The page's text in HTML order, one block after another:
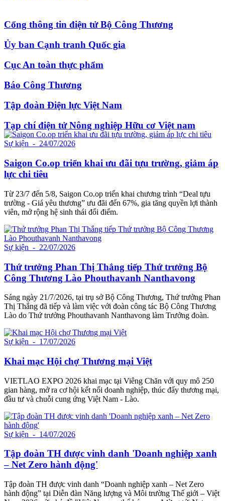
Cổng thông tin điện tử Bộ Công Thương
Ủy ban Cạnh tranh Quốc gia
Cục An toàn thực phẩm
Báo Công Thương
Tập đoàn Điện lực Việt Nam
Tạp chí điện tử Nông nghiệp Hữu cơ Việt nam
Sự kiện - 24/07/2026
Saigon Co.op triển khai ưu đãi tựu trường, giảm áp
lực chi tiêu
Từ 23/7 đến 5/8, Saigon Co.op triển khai chương trình “Deal tựu
trường - Giá yêu thương” ưu đãi đến 67%, gia tăng quyền lợi thành
viên, mở rộng hệ sinh thái đổi điểm.
Sự kiện - 22/07/2026
Thứ trưởng Phan Thị Thắng tiếp Thứ trưởng Bộ
Công Thương Lào Phouthavanh Nanthavong
Sáng ngày 21/7/2026, tại trụ sở Bộ Công Thương, Thứ trưởng Phan
Thị Thắng đã tiếp và làm việc với đoàn công tác Bộ Công Thương
Lào do Thứ trưởng Phouthavanh Nanthavong làm Trưởng đoàn.
Sự kiện - 17/07/2026
Khai mạc Hội chợ Thương mại Việt
VIETLAO EXPO 2026 khai mạc tại Viêng Chăn với quy mô 250
gian hàng, mở ra cơ hội kết nối doanh nghiệp, thúc đẩy thương mại,
đầu tư và chuỗi cung ứng Việt Nam - Lào.
Sự kiện - 14/07/2026
Tập đoàn TH được vinh danh 'Doanh nghiệp xanh
– Net Zero hành động'
Tập đoàn TH được vinh danh “Doanh nghiệp xanh – Net Zero
hành động” tại Diễn đàn Năng lượng và Môi trường Thế giới – Việt